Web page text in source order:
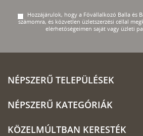
Hozzájárulok, hogy a Fővállalkozó Balla és
számomra, és közvetlen üzletszerzési céllal
elérhetőségeimen saját vagy üzleti
NÉPSZERŰ TELEPÜLÉSEK
NÉPSZERŰ KATEGÓRIÁK
KÖZELMÚLTBAN KERESTÉK